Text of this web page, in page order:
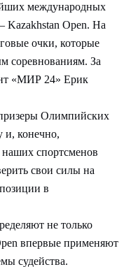
международных
Kazakhstan Open. На
очки, которые
соревнованиям. За
«МИР 24» Ерик
Олимпийских
и, конечно,
наших спортсменов
свои силы на
в
не только
впервые применяют
судейства.